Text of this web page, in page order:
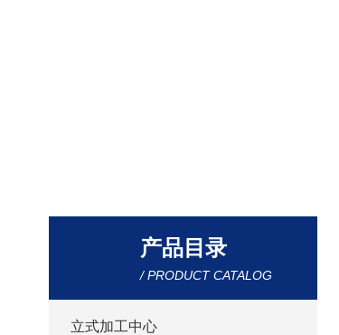
产品目录
/ PRODUCT CATALOG
立式加工中心